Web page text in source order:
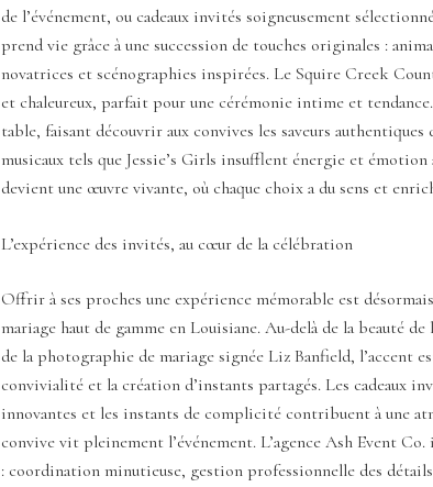
de l’événement, ou cadeaux invités soigneusement
prend vie grâce à une succession de touches originales :
novatrices et scénographies inspirées. Le Squire Creek
et chaleureux, parfait pour une cérémonie intime et
table, faisant découvrir aux convives les saveurs
musicaux tels que Jessie’s Girls insufflent énergie et
devient une œuvre vivante, où chaque choix a du sens et
L’expérience des invités, au cœur de la célébration
Offrir à ses proches une expérience mémorable est
mariage haut de gamme en Louisiane. Au-delà de la beauté
de la photographie de mariage signée Liz Banfield, l’accent
convivialité et la création d’instants partagés. Les cadeaux
innovantes et les instants de complicité contribuent à une
convive vit pleinement l’événement. L’agence Ash Event
: coordination minutieuse, gestion professionnelle des